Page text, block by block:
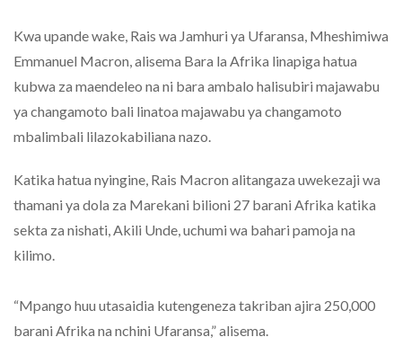
Kwa upande wake, Rais wa Jamhuri ya Ufaransa, Mheshimiwa
Emmanuel Macron, alisema Bara la Afrika linapiga hatua
kubwa za maendeleo na ni bara ambalo halisubiri majawabu
ya changamoto bali linatoa majawabu ya changamoto
mbalimbali lilazokabiliana nazo.
Katika hatua nyingine, Rais Macron alitangaza uwekezaji wa
thamani ya dola za Marekani bilioni 27 barani Afrika katika
sekta za nishati, Akili Unde, uchumi wa bahari pamoja na
kilimo.
“Mpango huu utasaidia kutengeneza takriban ajira 250,000
barani Afrika na nchini Ufaransa,” alisema.